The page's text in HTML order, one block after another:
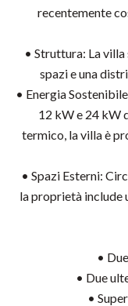
recentemente
• Struttura: La
spazi e una
• Energia
12 kW e 24 kW
termico, la villa è
• Spazi Esterni:
la proprietà include
•
• Due
•